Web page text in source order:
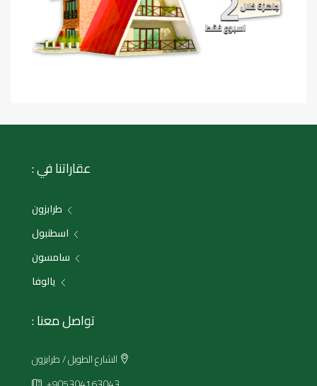
عقاراتنا في :
طرابزون
اسطنبول
سامسون
يالوفا
تواصل معنا :
الشارع الطويل / طرابزون